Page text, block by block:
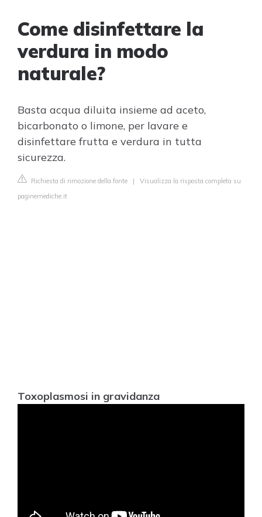
Come disinfettare la
verdura in modo
naturale?
Basta acqua diluita insieme ad aceto,
bicarbonato o limone, per lavare e
disinfettare frutta e verdura in tutta
sicurezza.
Richiesta di rimozione della fonte | Visualizza la risposta completa su
paginemediche.it
Toxoplasmosi in gravidanza